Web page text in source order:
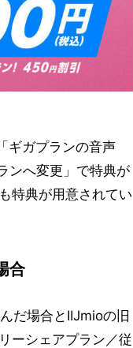
ギガプランの音声
ンへ変更」で特典が
特典が用意されてい
合
だ場合とIIJmioの旧
ーシェアプラン／従